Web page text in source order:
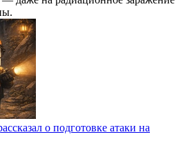
о подготовке атаки на